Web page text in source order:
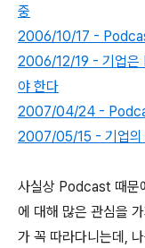
중
2006/10/17 -
2006/12/19 - 기업은
야 한다
2007/04/24 -
2007/05/15 - 기업의
사실상 Podcast 때문
에 대해 많은 관심을
가 꼭 따라다니는데,